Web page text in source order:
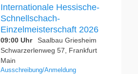
Internationale Hessische-
Schnellschach-
Einzelmeisterschaft 2026
09:00 Uhr
Saalbau Griesheim
Schwarzerlenweg 57, Frankfurt
Main
Ausschreibung/Anmeldung